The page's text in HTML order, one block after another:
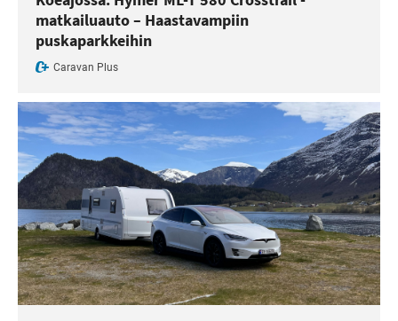
matkailuauto – Haastavampiin
puskaparkkeihin
Caravan Plus